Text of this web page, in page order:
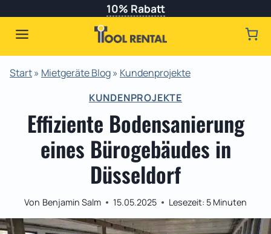
springen
10% Rabatt
Start» Mietgeräte Blog» Kundenprojekte
KUNDENPROJEKTE
Effiziente Bodensanierung
eines Bürogebäudes in
Düsseldorf
Von Benjamin Salm 15.05.2025 Lesezeit: 5 Minuten